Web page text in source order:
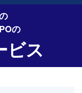
の
ビス